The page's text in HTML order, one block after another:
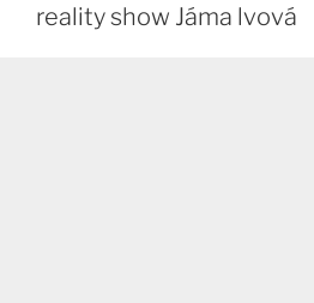
reality show Jáma lvová